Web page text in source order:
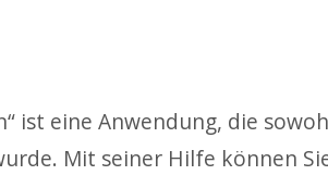
ist eine Anwendung, die
Mit seiner Hilfe können